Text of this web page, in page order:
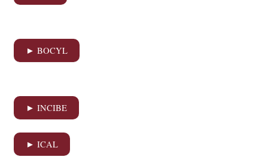
► BOCYL
► INCIBE
► ICAL